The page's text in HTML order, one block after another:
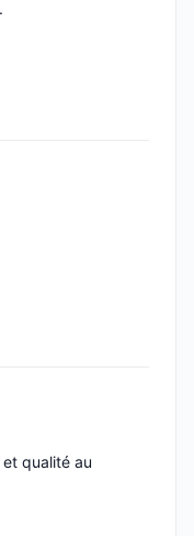
qualité au